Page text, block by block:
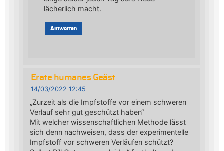
lächerlich macht.
Antworten
Erate humanes Geäst
14/03/2022 12:45
„Zurzeit als die Impfstoffe vor einem schweren
Verlauf sehr gut geschützt haben“
Mit welcher wissenschaftlichen Methode lässt
sich denn nachweisen, dass der experimentelle
Impfstoff vor schweren Verläufen schützt?